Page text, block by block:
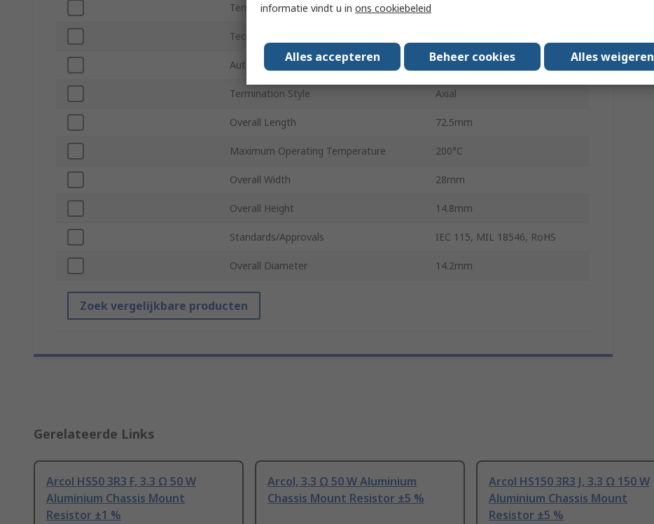
Temperature Coefficient
Technology
Automotive Standard No
Termination Style Axial
Overall Length 72.5mm
Maximum Operating Temperature 200°C
Overall Width 28mm
Overall Height 14.8mm
Standards/Approvals IEC 115, MIL 18546, RoHS
Overall Diameter 14.2mm
Zoek vergelijkbare producten
Gerelateerde Links
Arcol HS50 3R3 F, 3.3 Ω 50 W
Aluminium Chassis Mount
Resistor ±1 %
Arcol, 3.3 Ω 50 W Aluminium
Chassis Mount Resistor ±5 %
Arcol HS150 3R3 J, 3.3 Ω 150 W
Aluminium Chassis Mount
Resistor ±5 %
informatie vindt u in ons cookiebeleid
Alles accepteren Beheer cookies Alles weigeren